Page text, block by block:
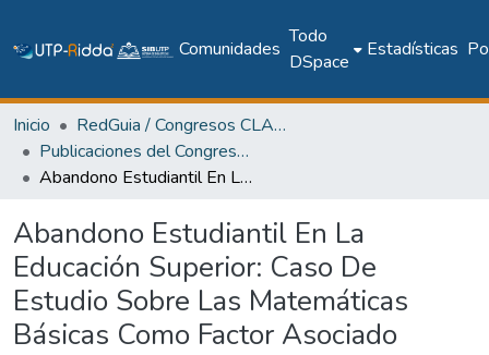
Comunidades
Todo
DSpace
Estadísticas
Inicio
RedGuia / Congresos CLABES
Publicaciones del Congreso Internacional CLABES
Abandono Estudiantil En La Educación Superior: Caso De Estudio Sobre Las Matemáticas Básicas Como Factor Asociado
Abandono Estudiantil En La
Educación Superior: Caso De
Estudio Sobre Las Matemáticas
Básicas Como Factor Asociado